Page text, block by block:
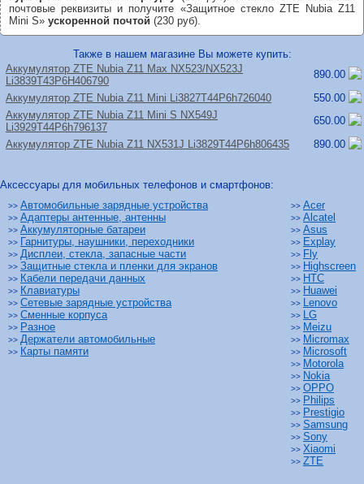
почтовые реквизиты и получите «Защитное стекло ZTE Nubia Z11
Mini S» ускоренной почтой (230 руб).
Также в нашем магазине Вы можете купить:
Аккумулятор ZTE Nubia Z11 Max NX523/NX523J
Li3839T43P6H406790
890.00
Аккумулятор ZTE Nubia Z11 Mini Li3827T44P6h726040
550.00
Аккумулятор ZTE Nubia Z11 Mini S NX549J
Li3929T44P6h796137
650.00
Аккумулятор ZTE Nubia Z11 NX531J Li3829T44P6h806435
890.00
Аксессуары для мобильных телефонов и смартфонов:
>> Автомобильные зарядные устройства
>> Адаптеры антенные, антенны
>> Аккумуляторные батареи
>> Гарнитуры, наушники, переходники
>> Дисплеи, стекла, запасные части
>> Защитные стекла и пленки для экранов
>> Кабели передачи данных
>> Клавиатуры
>> Сетевые зарядные устройства
>> Сменные корпуса
>> Разное
>> Держатели автомобильные
>> Карты памяти
>> Acer
>> Alcatel
>> Asus
>> Explay
>> Fly
>> Highscreen
>> HTC
>> Huawei
>> Lenovo
>> LG
>> Meizu
>> Micromax
>> Microsoft
>> Motorola
>> Nokia
>> OPPO
>> Philips
>> Prestigio
>> Samsung
>> Sony
>> Xiaomi
>> ZTE